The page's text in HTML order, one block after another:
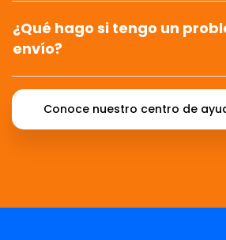
¿Qué hago si tengo un
envío?
Conoce nuestro centro de